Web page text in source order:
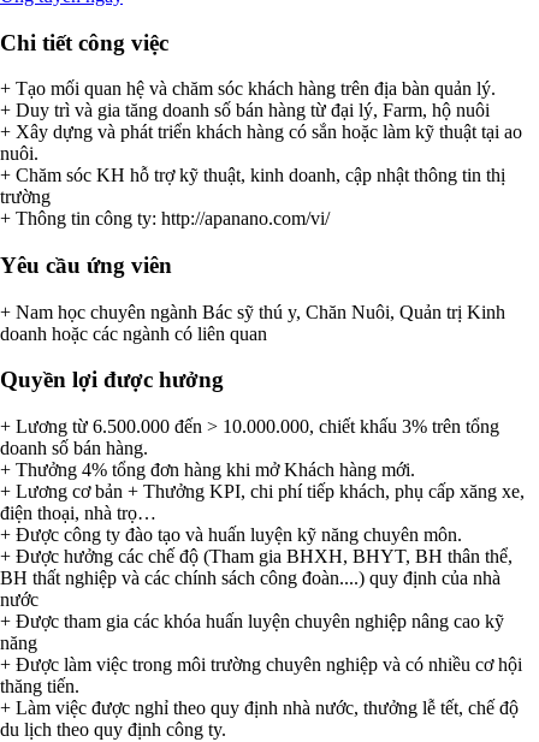
Chi tiết công việc
+ Tạo mối quan hệ và chăm sóc khách hàng trên địa bàn quản lý.
+ Duy trì và gia tăng doanh số bán hàng từ đại lý, Farm, hộ nuôi
+ Xây dựng và phát triển khách hàng có sắn hoặc làm kỹ thuật tại ao
nuôi.
+ Chăm sóc KH hỗ trợ kỹ thuật, kinh doanh, cập nhật thông tin thị
trường
+ Thông tin công ty: http://apanano.com/vi/
Yêu cầu ứng viên
+ Nam học chuyên ngành Bác sỹ thú y, Chăn Nuôi, Quản trị Kinh
doanh hoặc các ngành có liên quan
Quyền lợi được hưởng
+ Lương từ 6.500.000 đến > 10.000.000, chiết khấu 3% trên tổng
doanh số bán hàng.
+ Thưởng 4% tổng đơn hàng khi mở Khách hàng mới.
+ Lương cơ bản + Thưởng KPI, chi phí tiếp khách, phụ cấp xăng xe,
điện thoại, nhà trọ…
+ Được công ty đào tạo và huấn luyện kỹ năng chuyên môn.
+ Được hưởng các chế độ (Tham gia BHXH, BHYT, BH thân thể,
BH thất nghiệp và các chính sách công đoàn....) quy định của nhà
nước
+ Được tham gia các khóa huấn luyện chuyên nghiệp nâng cao kỹ
năng
+ Được làm việc trong môi trường chuyên nghiệp và có nhiều cơ hội
thăng tiến.
+ Làm việc được nghỉ theo quy định nhà nước, thưởng lễ tết, chế độ
du lịch theo quy định công ty.